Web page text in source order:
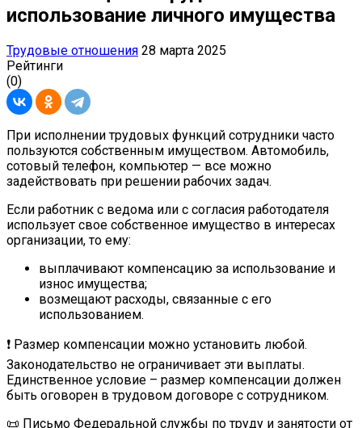
использование личного имущества
Трудовые отношения 28 марта 2025
Рейтинги
(0)
При исполнении трудовых функций сотрудники часто
пользуются собственным имуществом. Автомобиль,
сотовый телефон, компьютер — все можно
задействовать при решении рабочих задач.
Если работник с ведома или с согласия работодателя
использует свое собственное имущество в интересах
организации, то ему:
выплачивают компенсацию за использование и
износ имущества;
возмещают расходы, связанные с его
использованием.
❗ Размер компенсации можно установить любой.
Законодательство не ограничивает эти выплаты.
Единственное условие – размер компенсации должен
быть оговорен в трудовом договоре с сотрудником.
📜 Письмо Федеральной службы по труду и занятости от